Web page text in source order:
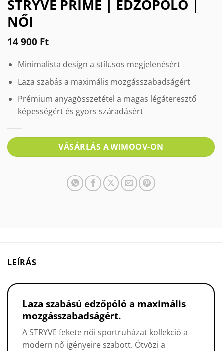
STRYVE PRIME | EDZŐPÓLÓ |
NŐI
14 900 Ft
Minimalista design a stílusos megjelenésért
Laza szabás a maximális mozgásszabadságért
Prémium anyagösszetétel a magas légáteresztő
képességért és gyors száradásért
VÁSÁRLÁS A WIMOOV-ON
LEÍRÁS
Laza szabású edzőpóló a maximális
mozgásszabadságért.
A STRYVE fekete női sportruházat kollekció a
modern nő igényeire szabott. Ötvözi a